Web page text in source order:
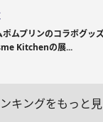
ポムプリンのコラボグッ
Kitchenの展...
キングをもっと